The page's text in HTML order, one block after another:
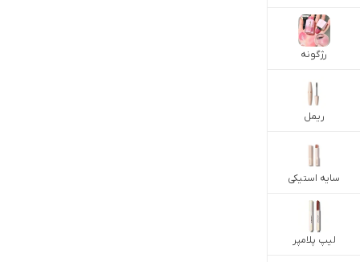
رژگونه
ریمل
سایه استیکی
لیپ پلامپر